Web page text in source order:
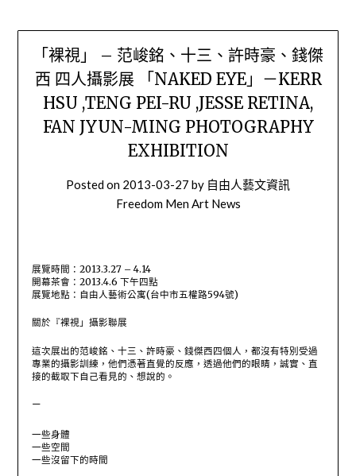
「裸視」 – 范峻銘、十三、許時豪、錢傑
西 四人攝影展 「NAKED EYE」－KERR
HSU ,TENG PEI-RU ,JESSE RETINA,
FAN JYUN-MING PHOTOGRAPHY
EXHIBITION
Posted on 2013-03-27 by 自由人藝文資訊
Freedom Men Art News
展覽時間：2013.3.27 – 4.14
開幕茶會：2013.4.6 下午四點
展覽地點：自由人藝術公寓(台中市五權路594號)
關於『裸視」攝影聯展
這次展出的范峻銘、十三、許時豪、錢傑西四個人，都沒有特別受過
專業的攝影訓練，他們憑著直覺的反應，透過他們的眼睛，誠實、直
接的截取下自己看見的、想說的。
—
一些身體
一些空間
一些沒留下的時間